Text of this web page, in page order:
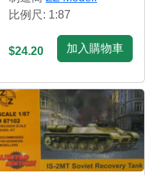
比例尺: 1:87
$24.20 加入購物車